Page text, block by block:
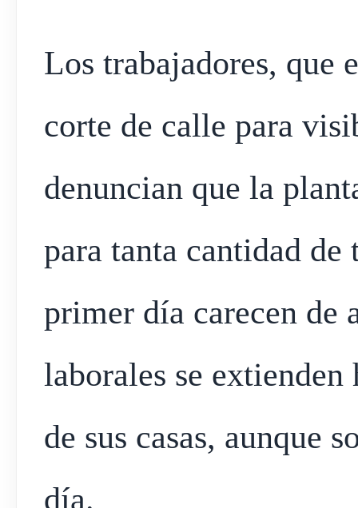
Los trabajadores, que
corte de calle para
denuncian que la
para tanta cantidad de
primer día carecen de
laborales se extienden
de sus casas, aunque
día.